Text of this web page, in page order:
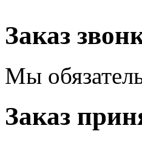
Заказ
Мы
Заказ